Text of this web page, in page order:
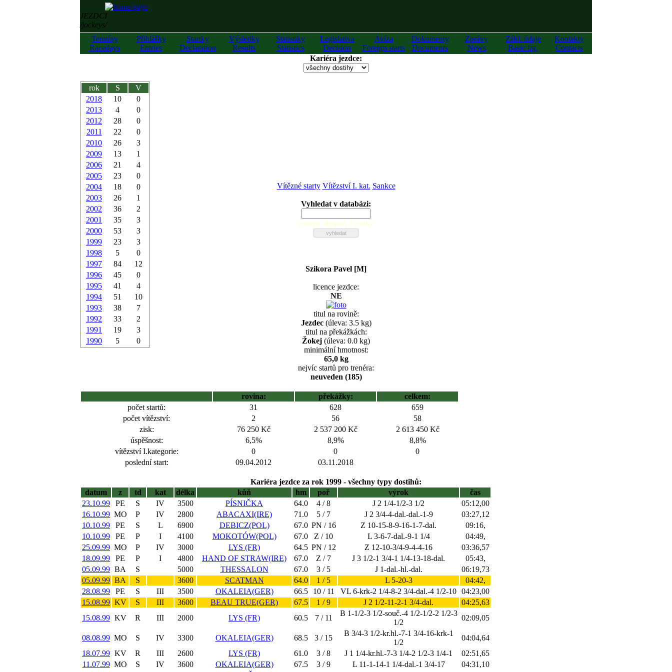
JEZDCI
/jockeys/
Termíny
Racedays
Přihlášky
Entries
Startky
Declaration
Výsledky
Results
Statistiky
Statistics
Legislativa
Decision
Avíza
Foreign starts
Dokumenty
Documents
Zprávy
News
Zákl. údaje
Basic fig.
Kontakty
Contacts
Kariéra jezdce:
rok S
V
2018
10
0
2013
4
0
2012
28
0
2011
22
0
2010
26
3
2009
13
1
2006
21
4
2005
23
0
2004
18
0
2003
26
1
2002
36
2
2001
35
3
2000
53
3
1999
23
3
1998
5
0
1997
84
12
1996
45
0
1995
41
4
1994
51
10
1993
38
7
1992
33
2
1991
19
3
1990
5 0
Vítězné starty Vítězství I. kat. Sankce
Vyhledat v databázi:
zadejte alespoň 2 znaky
Szikora Pavel [M]
licence jezdce:
NE
titul na rovině:
Jezdec(úleva: 3.5 kg)
titul na překážkách:
Žokej (úleva: 0.0 kg)
minimální hmotnost:
65,0 kg
nejvíc startů pro trenéra:
neuveden (185)
rovina: překážky:
celkem:
počet startů:
31 628
659
počet vítězství:
2 56
58
zisk:
76 250 Kč 2 537 200 Kč
2 613 450 Kč
úspěšnost:
6,5% 8,9%
8,8%
vítězství I.kategorie:
0 0
0
poslední start:
09.04.2012 03.11.2018
Kariéra jezdce za rok 1999 - všechny typy dostihů:
datum
z td kat délka kůň hm poř výrok
čas
23.10.99
PE S IV 3500 PÍSNIČKA 64.0 4 / 8 J 2 1/4-1/2-3 1/2
05:12,00
16.10.99 MO P IV 2800 ABACAXI(IRE) 71.0 5 / 7 J 2 3/4-4-dal.-dal.-1-9
03:27,12
10.10.99
PE S L 6900 DEBICZ(POL) 67.0 PN / 16 Z 10-15-8-9-16-1-7-dal.
09:16,
10.10.99
PE P I 4100 MOKOTÓW(POL) 67.0 Z / 10 L 3-6-7-dal.-9-1 1/4
04:49,
25.09.99 MO P IV 3000 LYS (FR) 64.5 PN / 12 Z 12-10-3/4-9-4-4-16
03:36,57
18.09.99
PE P I 4800 HAND OF STRAW(IRE) 67.0 Z / 7 J 3 1/2-1 3/4-1 1/4-13-18-dal.
05:43,
05.09.99 BA S 5000 THESSALON 67.0 3 / 5 J 1-dal.-hl.-dal.
06:19,73
05.09.99 BA S 3600 SCATMAN 64.0 1 / 5 L 5-20-3
04:42,
28.08.99
PE S III 3500 OKALEIA(GER) 66.5 10 / 11 VL 6-krk-2 1/4-8-2 3/4-dal.-4 1/2-10 04:23,00
15.08.99 KV S III 3600 BEAU TRUE(GER) 67.5 1 / 9 J 2 1/2-11-2-1 3/4-dal.
04:25,63
15.08.99 KV R III 2000 LYS (FR) 60.5 7 / 11
B 1-1/2-3 1/2-souč.-4 1/2-1/2-2 1/2-3
1/2
02:09,05
08.08.99 MO S IV 3300 OKALEIA(GER) 68.5 3 / 15
B 3/4-3 1/2-kr.hl.-7-1 3/4-16-krk-1
1/2
04:04,64
18.07.99 KV R III 2600 LYS (FR) 61.0 3 / 8 J 1 1/4-kr.hl.-7-3 1/4-2 1/2-3 1/4-1
02:51,65
11.07.99 MO S IV 3600 OKALEIA(GER) 67.5 3 / 9 L 11-1-14-1 1/4-dal.-1 3/4-17
04:31,10